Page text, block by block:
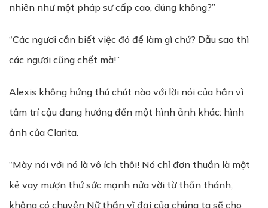
nhiên như một pháp sư cấp cao, đúng không?”
“Các ngươi cần biết việc đó để làm gì chứ? Dẫu sao thì
các ngươi cũng chết mà!”
Alexis không hứng thú chút nào với lời nói của hắn vì
tâm trí cậu đang hướng đến một hình ảnh khác: hình
ảnh của Clarita.
“Mày nói với nó là vô ích thôi! Nó chỉ đơn thuần là một
kẻ vay mượn thứ sức mạnh nửa vời từ thần thánh,
không có chuyện Nữ thần vĩ đại của chúng ta sẽ cho